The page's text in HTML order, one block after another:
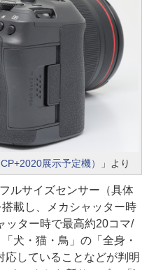
展示予定機） 」より
ルサイズセンサー（具体
載し、メカシャッター時
ッター時で最高約20コマ/
犬・猫・鳥」の「全身・
していることなどが判明